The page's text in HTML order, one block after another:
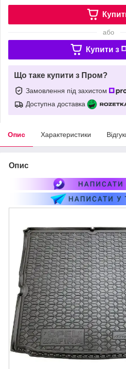
або
Купити з
Що таке купити з Пром?
Замовлення під захистом
Доступна доставка
Опис Характеристики
Опис